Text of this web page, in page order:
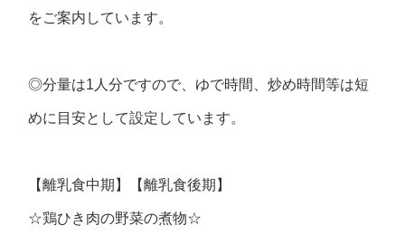
をご案内しています。
◎分量は1人分ですので、ゆで時間、炒め時間等は短
めに目安として設定しています。
【離乳食中期】【離乳食後期】
☆鶏ひき肉の野菜の煮物☆